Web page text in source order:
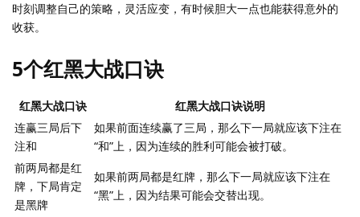
时刻调整自己的策略，灵活应变，有时候胆大一点也能获得意外的
收获。
5个红黑大战口诀
红黑大战口诀
红黑大战口诀说明
连赢三局后下
注和
如果前面连续赢了三局，那么下一局就应该下注在
“和”上，因为连续的胜利可能会被打破。
前两局都是红
牌，下局肯定
是黑牌
如果前两局都是红牌，那么下一局就应该下注在
“黑”上，因为结果可能会交替出现。